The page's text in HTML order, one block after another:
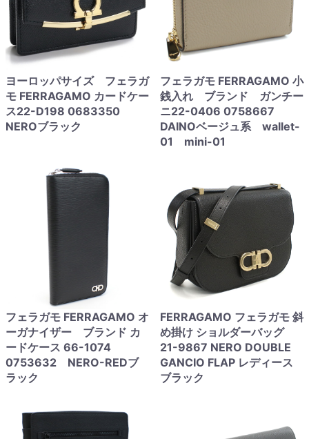
ヨーロッパサイズ フェラガ
モ FERRAGAMO カードケー
ス22-D198 0683350
NEROブラック
フェラガモ FERRAGAMO 小
銭入れ ブランド ガンチー
ニ22-0406 0758667
DAINOベージュ系 wallet-
01 mini-01
フェラガモ FERRAGAMO オ
ーガナイザー ブランド カ
ードケース 66-1074
0753632 NERO-REDブ
ラック
FERRAGAMO フェラガモ 斜
め掛け ショルダーバッグ
21-9867 NERO DOUBLE
GANCIO FLAP レディース
ブラック